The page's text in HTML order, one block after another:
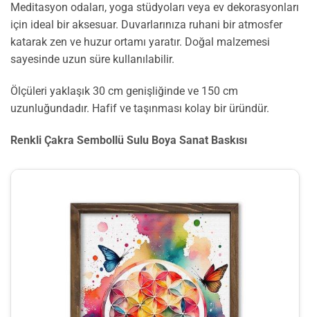
Meditasyon odaları, yoga stüdyoları veya ev dekorasyonları
için ideal bir aksesuar. Duvarlarınıza ruhani bir atmosfer
katarak zen ve huzur ortamı yaratır. Doğal malzemesi
sayesinde uzun süre kullanılabilir.
Ölçüleri yaklaşık 30 cm genişliğinde ve 150 cm
uzunluğundadır. Hafif ve taşınması kolay bir üründür.
Renkli Çakra Sembollü Sulu Boya Sanat Baskısı